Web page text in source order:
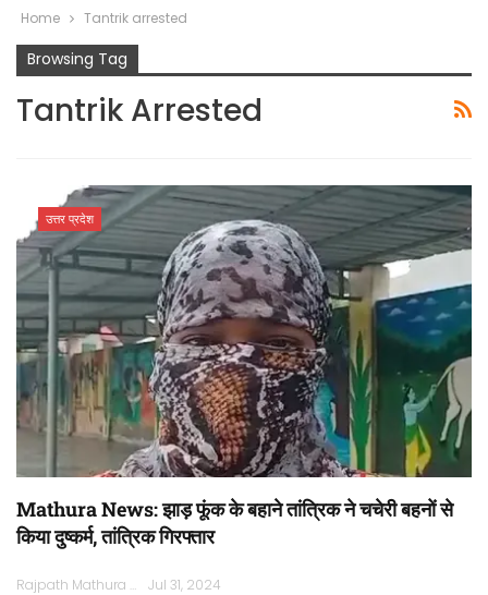
Home Tantrik arrested
Browsing Tag
Tantrik Arrested
उत्तर प्रदेश
Mathura News: झाड़ फूंक के बहाने तांत्रिक ने चचेरी बहनों से
किया दुष्कर्म, तांत्रिक गिरफ्तार
Rajpath Mathura Jul 31, 2024